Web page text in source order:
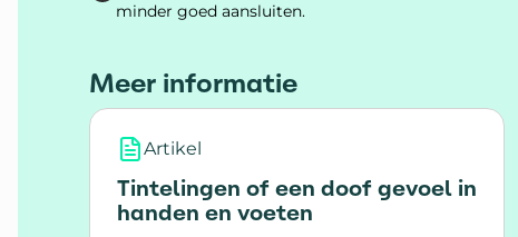
minder goed aansluiten.
Meer informatie
Artikel
Tintelingen of een doof gevoel in
handen en voeten